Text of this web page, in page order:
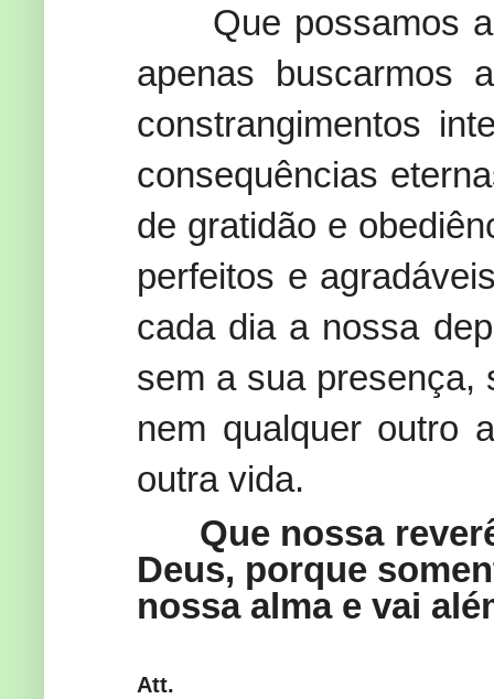
Que possamos
apenas buscarmos
constrangimentos
consequências
de gratidão e
perfeitos e
cada dia a nossa
sem a sua presença,
nem qualquer outro
outra vida.
Que nossa
Deus, porque
nossa alma e vai
Att.